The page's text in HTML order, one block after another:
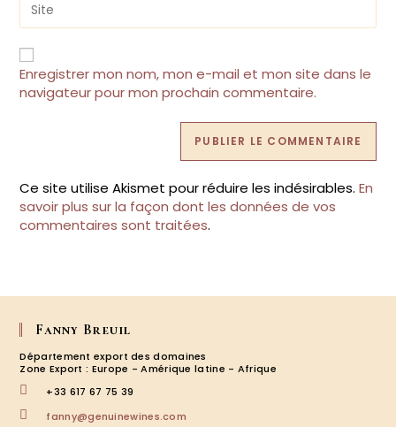
to
comment
l’URL
de
votre
site
(facultatif)
Enregistrer mon nom, mon e-mail et mon site dans le
navigateur pour mon prochain commentaire.
Ce site utilise Akismet pour réduire les indésirables.En
savoir plus sur la façon dont les données de vos
commentaires sont traitées.
Fanny Breuil
Département export des domaines
Zone Export : Europe - Amérique latine - Afrique
+33 617 67 75 39
fanny@genuinewines.com